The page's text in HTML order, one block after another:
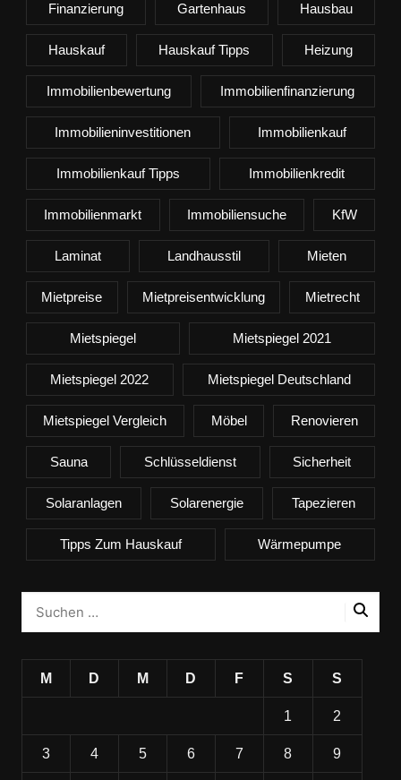
Finanzierung Gartenhaus Hausbau
Hauskauf Hauskauf Tipps Heizung
Immobilienbewertung Immobilienfinanzierung
Immobilieninvestitionen Immobilienkauf
Immobilienkauf Tipps Immobilienkredit
Immobilienmarkt Immobiliensuche KfW
Laminat Landhausstil Mieten
Mietpreise Mietpreisentwicklung Mietrecht
Mietspiegel Mietspiegel 2021
Mietspiegel 2022 Mietspiegel Deutschland
Mietspiegel Vergleich Möbel Renovieren
Sauna Schlüsseldienst Sicherheit
Solaranlagen Solarenergie Tapezieren
Tipps Zum Hauskauf Wärmepumpe
M D M D F S S
1 2
3 4 5 6 7 8 9